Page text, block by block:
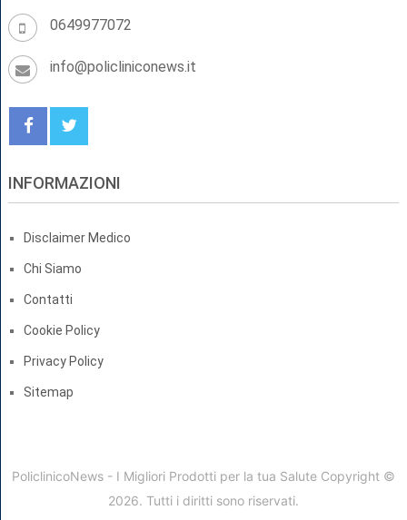
0649977072
info@policliniconews.it
INFORMAZIONI
Disclaimer Medico
Chi Siamo
Contatti
Cookie Policy
Privacy Policy
Sitemap
PoliclinicoNews - I Migliori Prodotti per la tua Salute Copyright ©
2026. Tutti i diritti sono riservati.